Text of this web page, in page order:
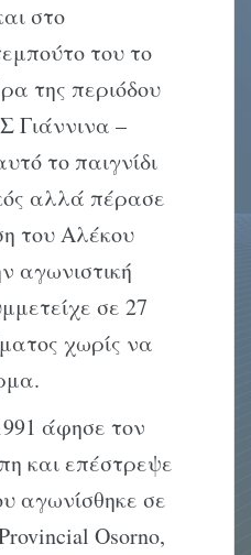
στο
του το
της περιόδου
Γιάννινα –
το παιγνίδι
αλλά πέρασε
του Αλέκου
αγωνιστική
σε 27
χωρίς να
άφησε τον
και επέστρεψε
αγωνίσθηκε σε
Osorno,